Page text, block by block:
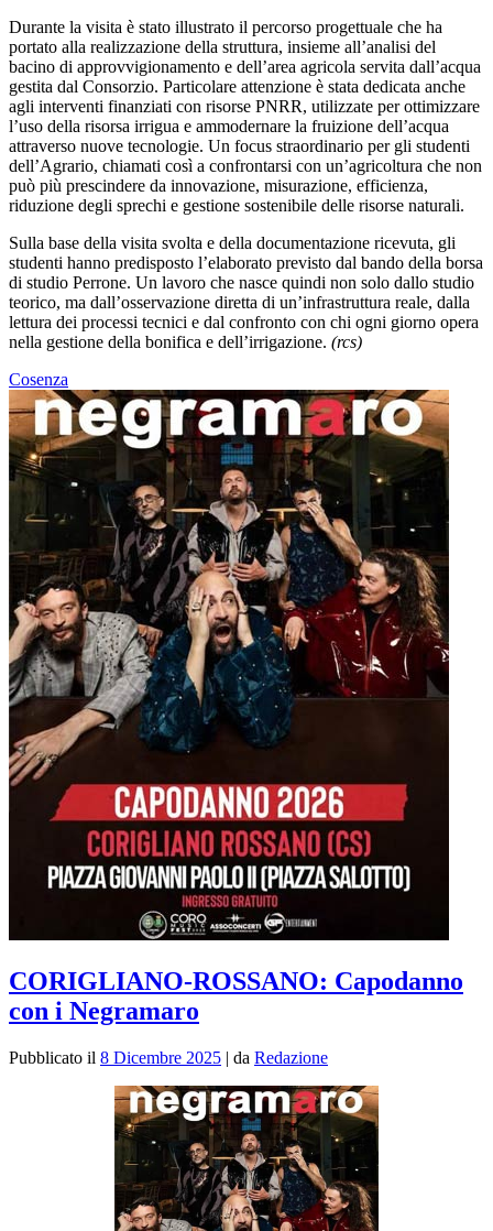
Durante la visita è stato illustrato il percorso progettuale che ha
portato alla realizzazione della struttura, insieme all’analisi del
bacino di approvvigionamento e dell’area agricola servita dall’acqua
gestita dal Consorzio. Particolare attenzione è stata dedicata anche
agli interventi finanziati con risorse PNRR, utilizzate per ottimizzare
l’uso della risorsa irrigua e ammodernare la fruizione dell’acqua
attraverso nuove tecnologie. Un focus straordinario per gli studenti
dell’Agrario, chiamati così a confrontarsi con un’agricoltura che non
può più prescindere da innovazione, misurazione, efficienza,
riduzione degli sprechi e gestione sostenibile delle risorse naturali.
Sulla base della visita svolta e della documentazione ricevuta, gli
studenti hanno predisposto l’elaborato previsto dal bando della borsa
di studio Perrone. Un lavoro che nasce quindi non solo dallo studio
teorico, ma dall’osservazione diretta di un’infrastruttura reale, dalla
lettura dei processi tecnici e dal confronto con chi ogni giorno opera
nella gestione della bonifica e dell’irrigazione. (rcs)
Cosenza
CORIGLIANO-ROSSANO: Capodanno
con i Negramaro
Pubblicato il 8 Dicembre 2025 | da Redazione